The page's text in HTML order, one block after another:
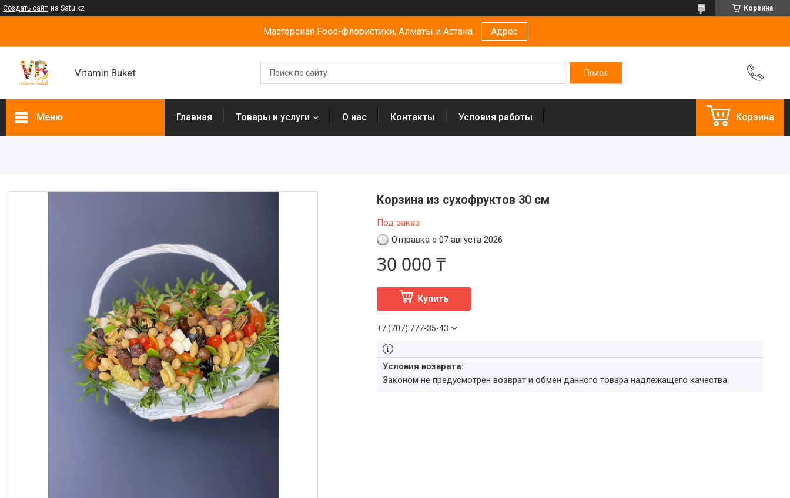
Создать сайт на Satu.kz Корзина
Мастерская Food-флористики, Алматы и Астана Адрес
Vitamin Buket
Меню
Букеты из сладостей
Подарочные боксы, коробки
Съедобные букеты для
Новогодние подарки
Сладкие букеты на 8 марта
Необычные букеты
Сырные букеты
Сухофрукты в бельгийском
Главная Товары и услуги О нас Контакты Условия работы Корзина
Корзина из сухофруктов 30 см
Под заказ
Отправка с 07 августа 2026
30 000 ₸
Купить
+7 (707) 777-35-43
Законом не предусмотрен возврат и обмен данного товара надлежащего качества